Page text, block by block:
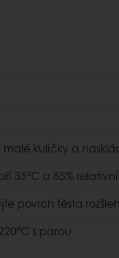
malé kuličky a
35°C a 85%
povrch těsta
s parou